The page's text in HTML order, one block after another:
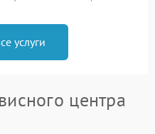
услуги
центра